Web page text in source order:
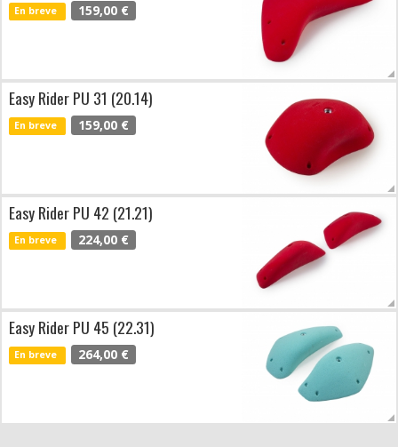
En breve 159,00 €
Easy Rider PU 31 (20.14)
En breve 159,00 €
Easy Rider PU 42 (21.21)
En breve 224,00 €
Easy Rider PU 45 (22.31)
En breve 264,00 €